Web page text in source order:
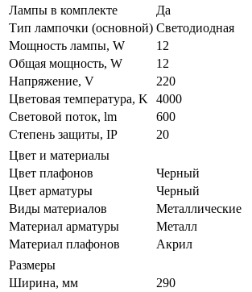
Лампы в комплекте
Да
Тип лампочки (основной) Светодиодная
Мощность лампы, W
12
Общая мощность, W
12
Напряжение, V
220
Цветовая температура, K
4000
Световой поток, lm
600
Степень защиты, IP
20
Цвет и материалы
Цвет плафонов
Черный
Цвет арматуры
Черный
Виды материалов
Металлические
Материал арматуры
Металл
Материал плафонов
Акрил
Размеры
Ширина, мм
290